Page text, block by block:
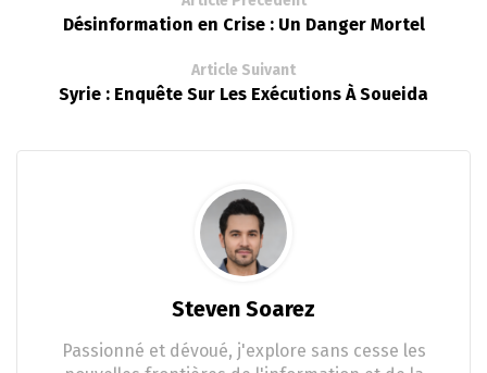
Désinformation en Crise : Un Danger Mortel
Article Suivant
Syrie : Enquête Sur Les Exécutions À Soueida
Steven Soarez
Passionné et dévoué, j'explore sans cesse les